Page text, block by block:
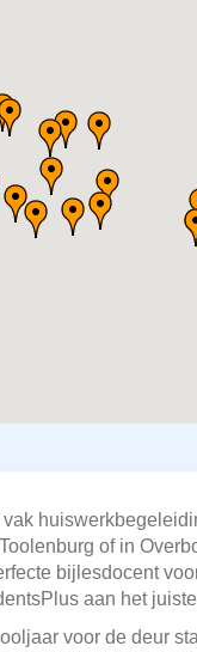
of in
bijlesdocent
aan het
voor de deur